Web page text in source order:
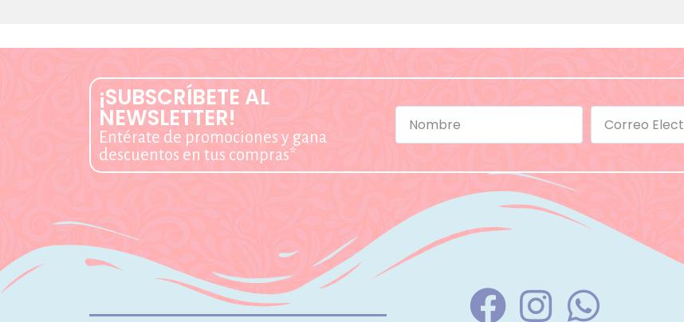
¡SUBSCRÍBETE AL
NEWSLETTER!
Entérate de promociones y gana
descuentos en tus compras*